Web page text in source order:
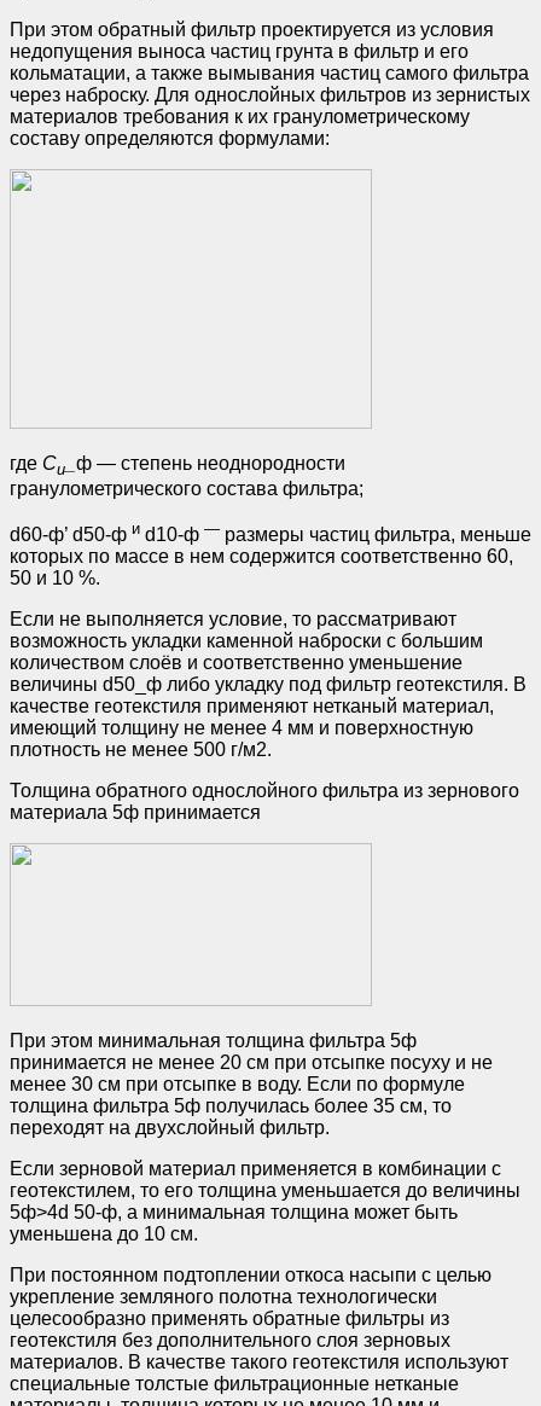
При этом обратный фильтр проектируется из условия
недопущения выноса частиц грунта в фильтр и его
кольматации, а также вымывания частиц самого фильтра
через наброску. Для однослойных фильтров из зернистых
материалов требования к их гранулометрическому
составу определяются формулами:
где Си ф — степень неоднородности
гранулометрического состава фильтра;
d60-ф’ d50-ф и d10-ф — размеры частиц фильтра, меньше
которых по массе в нем содержится соответственно 60,
50 и 10 %.
Если не выполняется условие, то рассматривают
возможность укладки каменной наброски с большим
количеством слоёв и соответственно уменьшение
величины d50_ф либо укладку под фильтр геотекстиля. В
качестве геотекстиля применяют нетканый материал,
имеющий толщину не менее 4 мм и поверхностную
плотность не менее 500 г/м2.
Толщина обратного однослойного фильтра из зернового
материала 5ф принимается
При этом минимальная толщина фильтра 5ф
принимается не менее 20 см при отсыпке посуху и не
менее 30 см при отсыпке в воду. Если по формуле
толщина фильтра 5ф получилась более 35 см, то
переходят на двухслойный фильтр.
Если зерновой материал применяется в комбинации с
геотекстилем, то его толщина уменьшается до величины
5ф>4d 50-ф, а минимальная толщина может быть
уменьшена до 10 см.
При постоянном подтоплении откоса насыпи с целью
укрепление земляного полотна технологически
целесообразно применять обратные фильтры из
геотекстиля без дополнительного слоя зерновых
материалов. В качестве такого геотекстиля используют
специальные толстые фильтрационные нетканые